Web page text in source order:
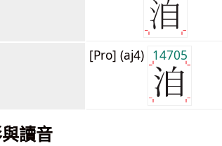
[Pro] (aj4) 14705
讀音